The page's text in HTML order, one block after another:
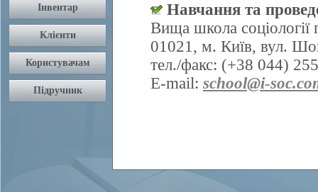
Навчання та
Вища школа соціології
01021, м. Київ, вул.
тел./факс: (+38 044)
E-mail: school@i-